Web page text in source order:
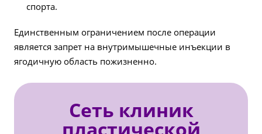
спорта.
Единственным ограничением после операции
является запрет на внутримышечные инъекции в
ягодичную область пожизненно.
Сеть клиник